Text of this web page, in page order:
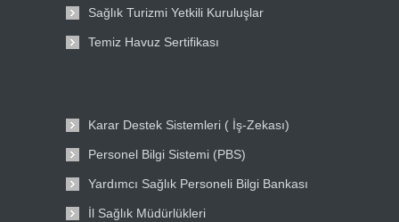
Sağlık Turizmi Yetkili Kuruluşlar
Temiz Havuz Sertifikası
Karar Destek Sistemleri ( İş-Zekası)
Personel Bilgi Sistemi (PBS)
Yardımcı Sağlık Personeli Bilgi Bankası
İl Sağlık Müdürlükleri